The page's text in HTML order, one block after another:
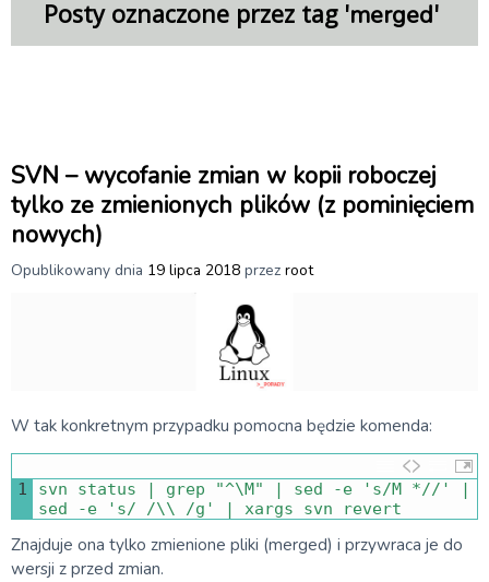
Posty oznaczone przez tag 'merged'
SVN – wycofanie zmian w kopii roboczej
tylko ze zmienionych plików (z pominięciem
nowych)
Opublikowany dnia 19 lipca 2018 przez root
W tak konkretnym przypadku pomocna będzie komenda:
1 svn status | grep "^\M" | sed -e 's/M *//'
|
sed
-e 's/ /\\ /g' | xargs svn revert
Znajduje ona tylko zmienione pliki (merged) i przywraca je do
wersji z przed zmian.